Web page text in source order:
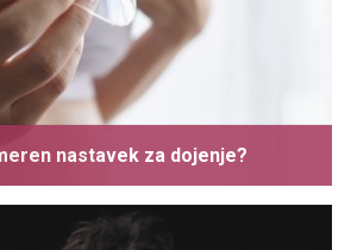
nastavek za dojenje?